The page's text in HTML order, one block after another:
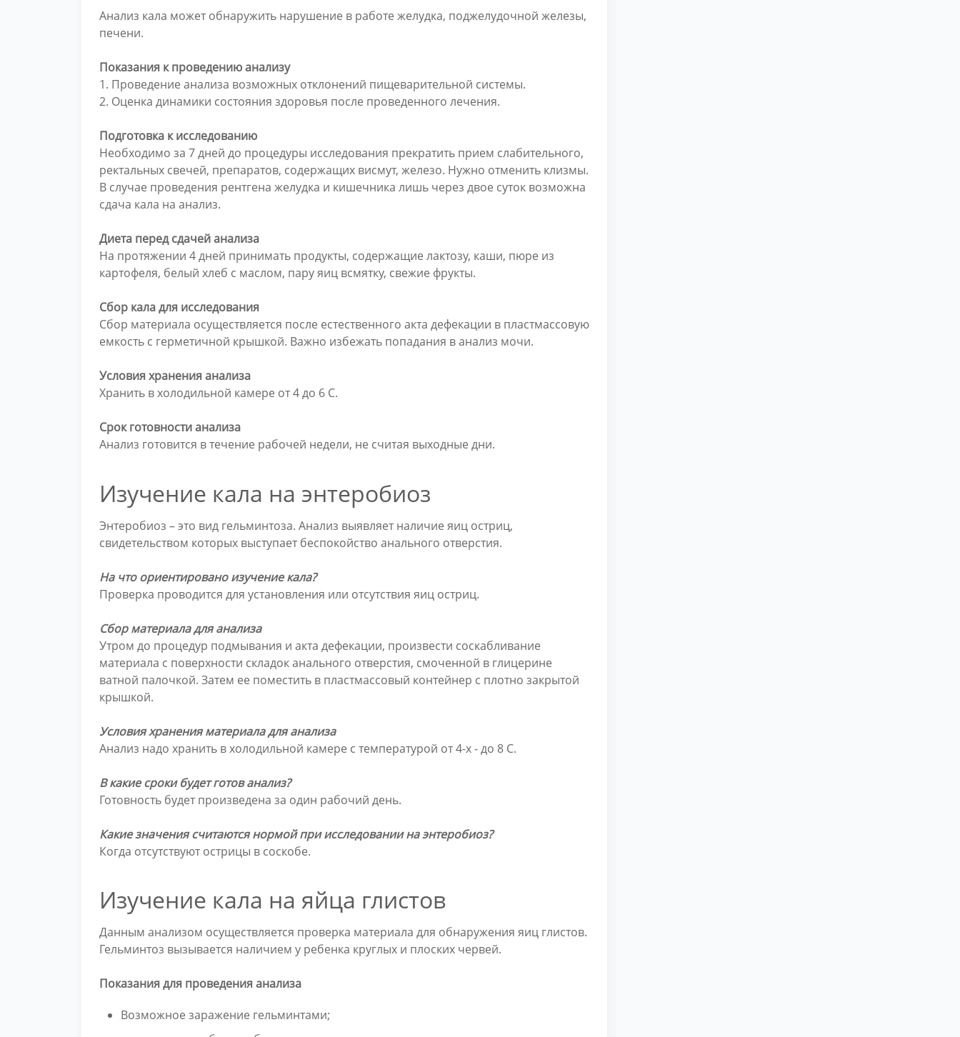
Анализ кала может обнаружить нарушение в работе желудка, поджелудочной железы,
печени.
Показания к проведению анализу
1. Проведение анализа возможных отклонений пищеварительной системы.
2. Оценка динамики состояния здоровья после проведенного лечения.
Подготовка к исследованию
Необходимо за 7 дней до процедуры исследования прекратить прием слабительного,
ректальных свечей, препаратов, содержащих висмут, железо. Нужно отменить клизмы.
В случае проведения рентгена желудка и кишечника лишь через двое суток возможна
сдача кала на анализ.
Диета перед сдачей анализа
На протяжении 4 дней принимать продукты, содержащие лактозу, каши, пюре из
картофеля, белый хлеб с маслом, пару яиц всмятку, свежие фрукты.
Сбор кала для исследования
Сбор материала осуществляется после естественного акта дефекации в пластмассовую
емкость с герметичной крышкой. Важно избежать попадания в анализ мочи.
Условия хранения анализа
Хранить в холодильной камере от 4 до 6 С.
Срок готовности анализа
Анализ готовится в течение рабочей недели, не считая выходные дни.
Изучение кала на энтеробиоз
Энтеробиоз – это вид гельминтоза. Анализ выявляет наличие яиц остриц,
свидетельством которых выступает беспокойство анального отверстия.
На что ориентировано изучение кала?
Проверка проводится для установления или отсутствия яиц остриц.
Сбор материала для анализа
Утром до процедур подмывания и акта дефекации, произвести соскабливание
материала с поверхности складок анального отверстия, смоченной в глицерине
ватной палочкой. Затем ее поместить в пластмассовый контейнер с плотно закрытой
крышкой.
Условия хранения материала для анализа
Анализ надо хранить в холодильной камере с температурой от 4-х - до 8 С.
В какие сроки будет готов анализ?
Готовность будет произведена за один рабочий день.
Какие значения считаются нормой при исследовании на энтеробиоз?
Когда отсутствуют острицы в соскобе.
Изучение кала на яйца глистов
Данным анализом осуществляется проверка материала для обнаружения яиц глистов.
Гельминтоз вызывается наличием у ребенка круглых и плоских червей.
Показания для проведения анализа
Возможное заражение гельминтами;